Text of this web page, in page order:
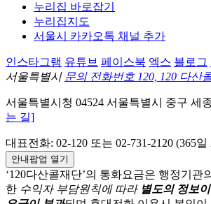
누리집 바로잡기
누리집지도
서울시 카카오톡 채널 추가
인스타그램 유튜브 페이스북 엑스 블로그
서울특별시 문의 전화번호 120, 120 다산
서울특별시청 04524 서울특별시 중구 세
는 길]
대표전화: 02-120 또는 02-731-2120 (365
안내팝업 열기
‘120다산콜재단’의 통화요금은 행정기관
한 수익자 부담원칙에 따라 별도의 정보